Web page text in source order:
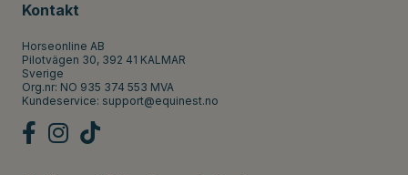
Kontakt
Horseonline AB
Pilotvägen 30, 392 41 KALMAR
Sverige
Org.nr: NO 935 374 553 MVA
Kundeservice: support@equinest.no